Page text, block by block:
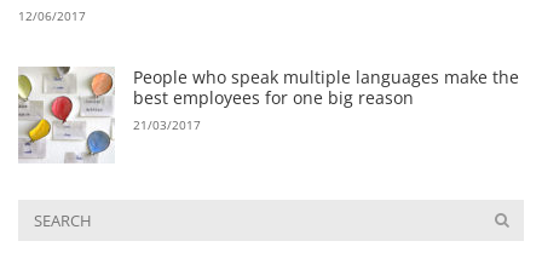
12/06/2017
People who speak multiple languages make the
best employees for one big reason
21/03/2017